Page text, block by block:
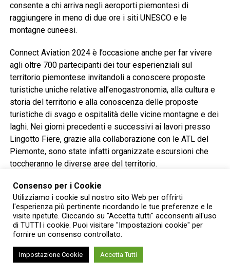
consente a chi arriva negli aeroporti piemontesi di
raggiungere in meno di due ore i siti UNESCO e le
montagne cuneesi.
Connect Aviation 2024 è l’occasione anche per far vivere
agli oltre 700 partecipanti dei tour esperienziali sul
territorio piemontese invitandoli a conoscere proposte
turistiche uniche relative all’enogastronomia, alla cultura e
storia del territorio e alla conoscenza delle proposte
turistiche di svago e ospitalità delle vicine montagne e dei
laghi. Nei giorni precedenti e successivi ai lavori presso
Lingotto Fiere, grazie alla collaborazione con le ATL del
Piemonte, sono state infatti organizzate escursioni che
toccheranno le diverse aree del territorio.
Quest’anno il calendario di manifestazioni prevede
iniziative ed eventi di ogni genere in grado di soddisfare
qualunque esigenza e curiosità: dal bicentenario del
Museo Egizio di Torino alla riapertura del Museo
Regionale di Scienze Regionali, dalla prima edizione di
Expose. Torino Foto Festival ai festeggiamenti dei dieci
anni del riconoscimento UNESCO dei Paesaggi vitivinicoli
Consenso per i Cookie
Utilizziamo i cookie sul nostro sito Web per offrirti
l'esperienza più pertinente ricordando le tue preferenze e le
visite ripetute. Cliccando su "Accetta tutti" acconsenti all'uso
di TUTTI i cookie. Puoi visitare "Impostazioni cookie" per
fornire un consenso controllato.
Impostazione Cookie Accetta Tutti